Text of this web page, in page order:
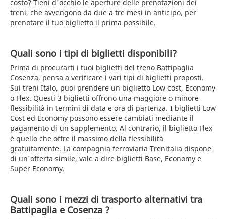
costo? Tieni d'occhio le aperture delle prenotazioni dei
treni, che avvengono da due a tre mesi in anticipo, per
prenotare il tuo biglietto il prima possibile.
Quali sono i tipi di biglietti disponibili?
Prima di procurarti i tuoi biglietti del treno Battipaglia
Cosenza, pensa a verificare i vari tipi di biglietti proposti.
Sui treni Italo, puoi prendere un biglietto Low cost, Economy
o Flex. Questi 3 biglietti offrono una maggiore o minore
flessibilità in termini di data e ora di partenza. I biglietti Low
Cost ed Economy possono essere cambiati mediante il
pagamento di un supplemento. Al contrario, il biglietto Flex
è quello che offre il massimo della flessibilità
gratuitamente. La compagnia ferroviaria Trenitalia dispone
di un'offerta simile, vale a dire biglietti Base, Economy e
Super Economy.
Quali sono i mezzi di trasporto alternativi tra
Battipaglia e Cosenza ?